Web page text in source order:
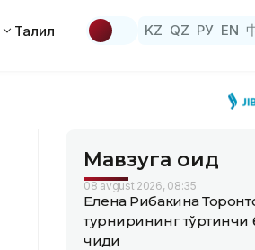
Таҳлил KZ QZ РУ EN
Мавзуга оид
08 avgust 2026, 08:35
Елена Рибакина
турнирининг тўртинчи
чиқди